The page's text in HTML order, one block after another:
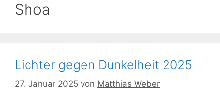
Shoa
Lichter gegen Dunkelheit 2025
27. Januar 2025 von Matthias Weber